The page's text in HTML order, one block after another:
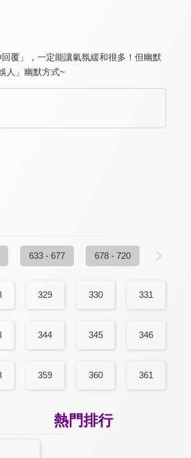
覆」，一定能讓氣氛緩和很多！但幽默
人」幽默方式~
633 - 677 678 - 720
329 330 331
344 345 346
359 360 361
熱門排行